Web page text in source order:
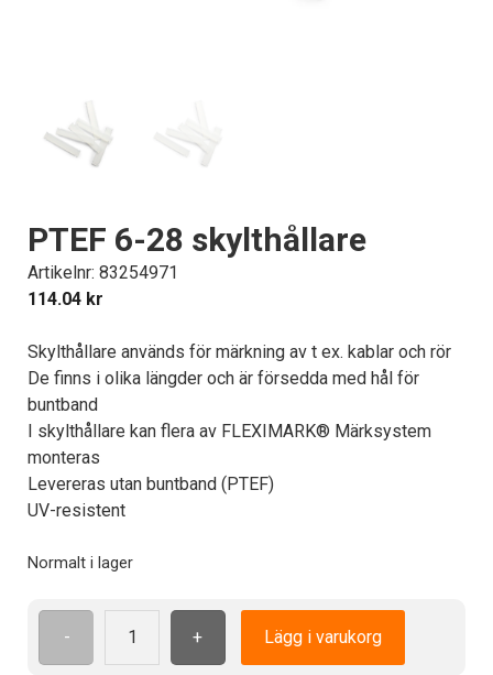
PTEF 6-28 skylthållare
Artikelnr: 83254971
114.04 kr
Skylthållare används för märkning av t ex. kablar och rör
De finns i olika längder och är försedda med hål för
buntband
I skylthållare kan flera av FLEXIMARK® Märksystem
monteras
Levereras utan buntband (PTEF)
UV-resistent
Normalt i lager
-
PTEF
+ Lägg i varukorg